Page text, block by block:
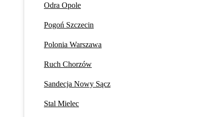
Odra Opole
Pogoń Szczecin
Polonia Warszawa
Ruch Chorzów
Sandecja Nowy Sącz
Stal Mielec